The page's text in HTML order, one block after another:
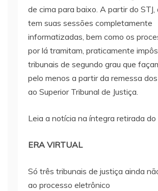
de cima para baixo. A partir do STJ,
tem suas sessões completamente
informatizadas, bem como os
por lá tramitam, praticamente
tribunais de segundo grau que
pelo menos a partir da remessa
ao Superior Tribunal de Justiça.
Leia a notícia na íntegra retirada do
ERA VIRTUAL
Só três tribunais de justiça ainda
ao processo eletrônico